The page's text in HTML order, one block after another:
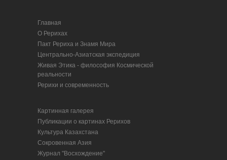
Главная
О Рерихах
Пакт Рериха и Знамя Мира
Центрально-Азиатская экспедиция
Живая Этика - философия Космической
реальности
Рерихи и современность
Картинная галерея
Публикации о картинах Рерихов
Культура Казахстана
Сокровенная Азия
Журнал "Восхождение"